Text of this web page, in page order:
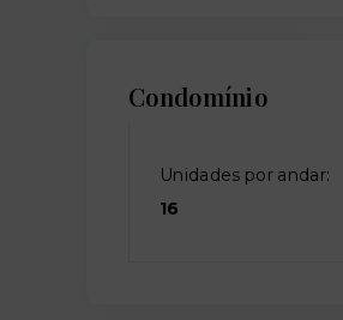
Condomínio
Unidades por andar:
16